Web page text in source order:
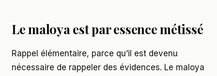
Le maloya est par essence métissé
Rappel élémentaire, parce qu’il est devenu
nécessaire de rappeler des évidences. Le maloya